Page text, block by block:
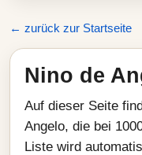
← zurück zur Startseite
Nino de
Auf dieser Seite
Angelo, die bei
Liste wird